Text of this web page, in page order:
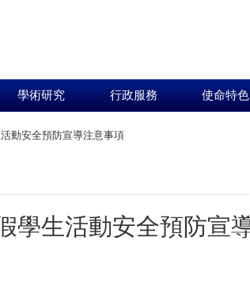
學術研究 行政服務 使命特色
動安全預防宣導注意事項
學生活動安全預防宣